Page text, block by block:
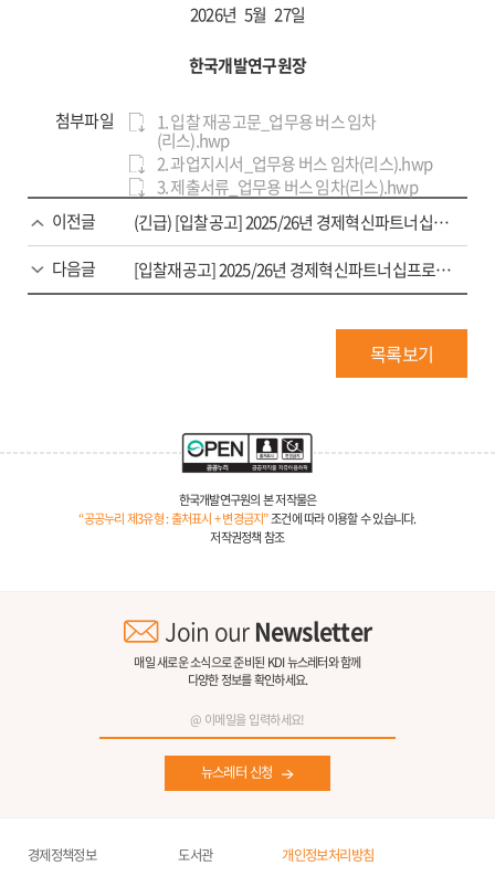
2026년 5월 27일
한국개발연구원장
첨부파일 1. 입찰 재공고문_업무용 버스 임차
(리스).hwp
2. 과업지시서_업무용 버스 임차(리스).hwp
3. 제출서류_업무용 버스 임차(리스).hwp
이전글
(긴급) [입찰공고] 2025/26년 경제혁신파트너십프로그램(EIPP) 헝가리 정책자문사업 ‘한국-헝가리 모빌리티산업 기술인력 양성 협력’ 용역
다음글
[입찰재공고] 2025/26년 경제혁신파트너십프로그램(EIPP) 헝가리 정책자문사업 ‘한국-헝가리 모빌리티산업 기술인력 양성 협력’
목록보기
한국개발연구원의 본 저작물은
“공공누리 제3유형 : 출처표시 + 변경금지”조건에 따라 이용할 수 있습니다.
저작권정책 참조
Join ourNewsletter
매일 새로운 소식으로 준비된 KDI 뉴스레터와 함께
다양한 정보를 확인하세요.
뉴스레터 신청
경제정책정보 도서관 개인정보처리방침